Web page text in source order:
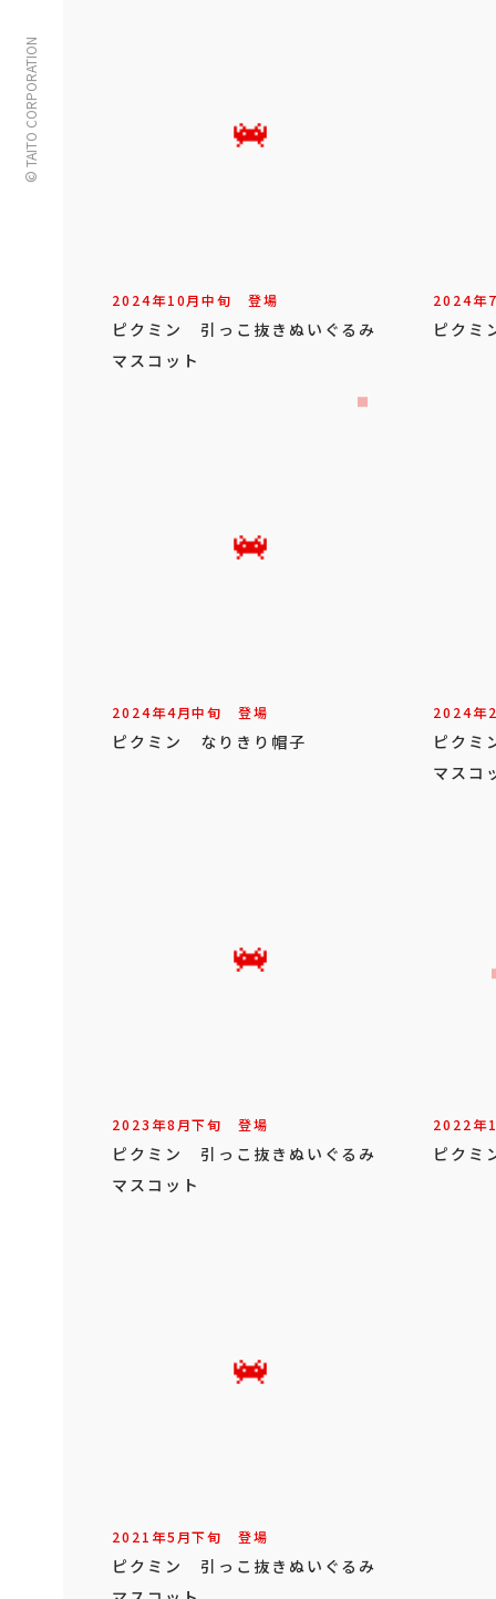
© TAITO CORPORATION
2024年10月中旬 登場
ピクミン 引っこ抜きぬいぐるみ
マスコット
2024年
ピクミ
2024年4月中旬 登場
ピクミン なりきり帽子
2024年
ピクミ
マスコ
2023年8月下旬 登場
ピクミン 引っこ抜きぬいぐるみ
マスコット
2022年
ピクミ
2021年5月下旬 登場
ピクミン 引っこ抜きぬいぐるみ